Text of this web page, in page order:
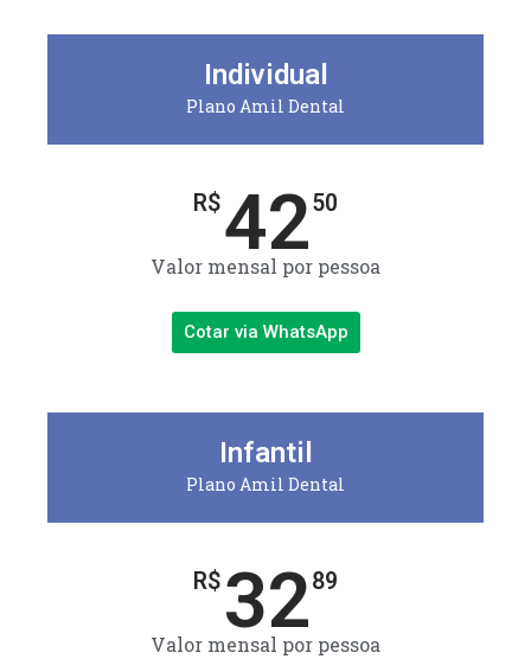
Individual
Plano Amil Dental
R$4250
Valor mensal por pessoa
Cotar via WhatsApp
Infantil
Plano Amil Dental
R$ 3289
Valor mensal por pessoa